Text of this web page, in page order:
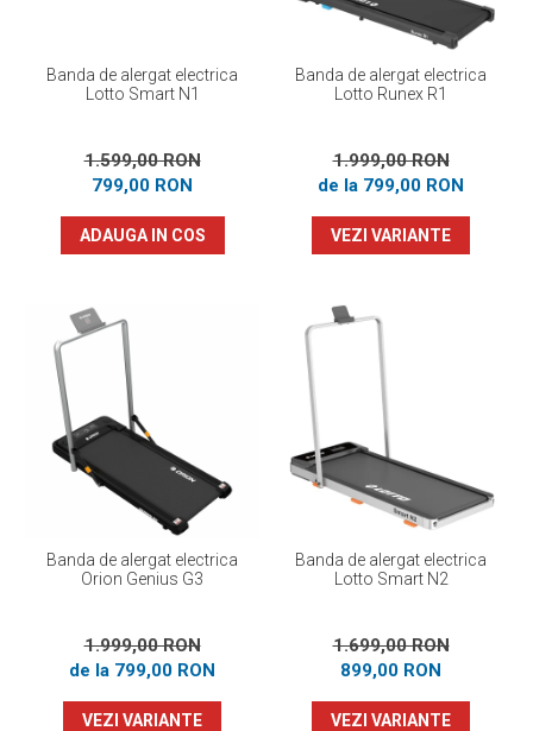
Banda de alergat electrica
Lotto Smart N1
1.599,00 RON
799,00 RON
ADAUGA IN COS
Banda de alergat electrica
Lotto Runex R1
1.999,00 RON
de la 799,00 RON
VEZI VARIANTE
Banda de alergat electrica
Orion Genius G3
1.999,00 RON
de la 799,00 RON
VEZI VARIANTE
Banda de alergat electrica
Lotto Smart N2
1.699,00 RON
899,00 RON
VEZI VARIANTE